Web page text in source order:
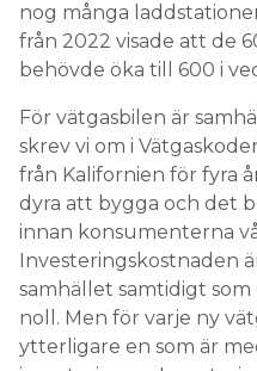
nog många
från 2022 visade att de
behövde öka till 600 i
För vätgasbilen är
skrev vi om i
från Kalifornien för fyra
dyra att bygga och det
innan konsumenterna
Investeringskostnaden
samhället samtidigt
noll. Men för varje ny
ytterligare en som är